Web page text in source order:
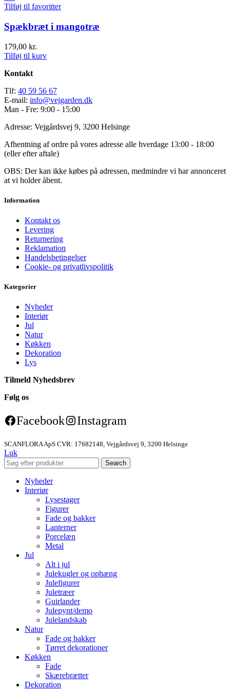
Tilføj til favoritter
Spækbræt i mangotræ
179,00 kr.
Tilføj til kurv
Kontakt
Tlf: 40 59 56 67
E-mail: info@vejgarden.dk
Man - Fre: 9:00 - 15:00
Adresse: Vejgårdsvej 9, 3200 Helsinge
Afhentning af ordre på vores adresse alle hverdage 13:00 - 18:00
(eller efter aftale)
OBS: Der kan ikke købes på adressen, medmindre vi har annonceret
at vi holder åbent.
Information
Kontakt os
Levering
Returnering
Reklamation
Handelsbetingelser
Cookie- og privatlivspolitik
Kategorier
Nyheder
Interiør
Jul
Natur
Køkken
Dekoration
Lys
Tilmeld Nyhedsbrev
Følg os
Facebook Instagram
SCANFLORA ApS CVR: 17682148, Vejgårdsvej 9, 3200 Helsinge
Luk
Search
Nyheder
Interiør
Lysestager
Figurer
Fade og bakker
Lanterner
Porcelæn
Metal
Jul
Alt i jul
Julekugler og ophæng
Julefigurer
Juletræer
Guirlander
Julepynt/demo
Julelandskab
Natur
Fade og bakker
Tørret dekorationer
Køkken
Fade
Skærebrætter
Dekoration